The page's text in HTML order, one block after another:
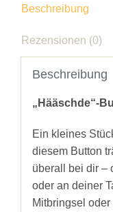
Beschreibung
Rezensionen (0)
Beschreibung
„Hääschde“-
Ein kleines
diesem Button
überall bei dir –
oder an deiner
Mitbringsel